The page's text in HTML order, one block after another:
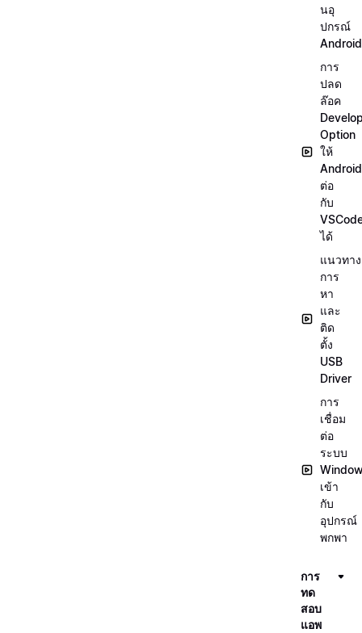
นอุ
ปกรณ์
Android
การ
ปลด
ล๊อค
Option
ให้
Android
ต่อ
กับ
ได้
แนวทาง
การ
หา
และ
ติด
ตั้ง
USB
Driver
การ
เชื่อม
ต่อ
ระบบ
เข้า
กับ
อุปกรณ์
พกพา
การ
ทด
สอบ
แอพ